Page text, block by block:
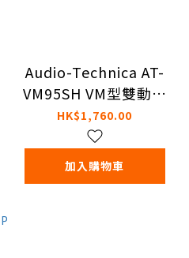
Audio-Technica AT-
VM95SH VM型雙動磁
式立體聲唱頭
HK$1,760.00
加入購物車